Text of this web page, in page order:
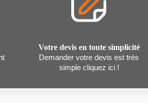
Votre devis en toute simplicité
Demander votre devis est trés
simple cliquez ici !